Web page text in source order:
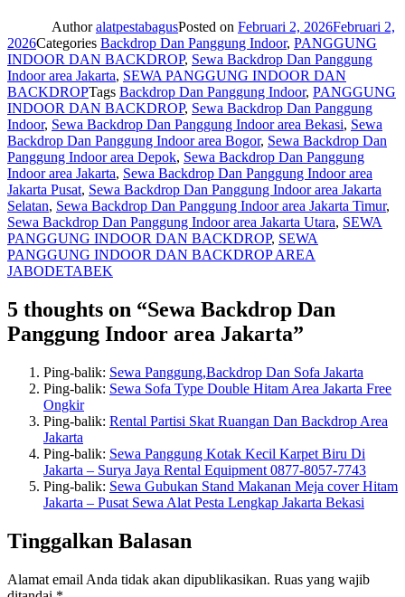
AuthoralatpestabagusPosted on Februari 2, 2026Februari 2,
2026Categories Backdrop Dan Panggung Indoor, PANGGUNG
INDOOR DAN BACKDROP, Sewa Backdrop Dan Panggung
Indoor area Jakarta, SEWA PANGGUNG INDOOR DAN
BACKDROPTags Backdrop Dan Panggung Indoor, PANGGUNG
INDOOR DAN BACKDROP, Sewa Backdrop Dan Panggung
Indoor, Sewa Backdrop Dan Panggung Indoor area Bekasi, Sewa
Backdrop Dan Panggung Indoor area Bogor, Sewa Backdrop Dan
Panggung Indoor area Depok, Sewa Backdrop Dan Panggung
Indoor area Jakarta, Sewa Backdrop Dan Panggung Indoor area
Jakarta Pusat, Sewa Backdrop Dan Panggung Indoor area Jakarta
Selatan, Sewa Backdrop Dan Panggung Indoor area Jakarta Timur,
Sewa Backdrop Dan Panggung Indoor area Jakarta Utara, SEWA
PANGGUNG INDOOR DAN BACKDROP, SEWA
PANGGUNG INDOOR DAN BACKDROP AREA
JABODETABEK
5 thoughts on “Sewa Backdrop Dan
Panggung Indoor area Jakarta”
Ping-balik: Sewa Panggung,Backdrop Dan Sofa Jakarta
Ping-balik: Sewa Sofa Type Double Hitam Area Jakarta Free
Ongkir
Ping-balik: Rental Partisi Skat Ruangan Dan Backdrop Area
Jakarta
Ping-balik: Sewa Panggung Kotak Kecil Karpet Biru Di
Jakarta – Surya Jaya Rental Equipment 0877-8057-7743
Ping-balik: Sewa Gubukan Stand Makanan Meja cover Hitam
Jakarta – Pusat Sewa Alat Pesta Lengkap Jakarta Bekasi
Tinggalkan Balasan
Alamat email Anda tidak akan dipublikasikan. Ruas yang wajib